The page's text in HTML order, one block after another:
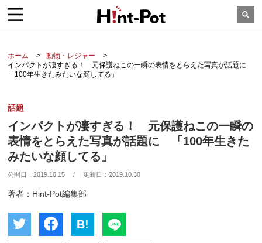
ホーム
動物・レジャー
インパクトが凄すぎる！ 元保護ねこの一瞬の表情をとらえた写真が話題に
「100年生きたみたいな顔してる」
話題
インパクトが凄すぎる！ 元保護ねこの一瞬の
表情をとらえた写真が話題に 「100年生きた
みたいな顔してる」
公開日：2019.10.15 / 更新日：2019.10.30
著者：Hint-Pot編集部
B!